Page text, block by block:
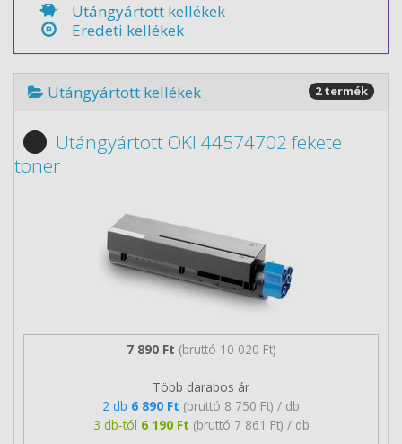
Utángyártott kellékek
Eredeti kellékek
Utángyártott kellékek 2 termék
Utángyártott OKI 44574702 fekete
toner
7 890 Ft (bruttó 10 020 Ft)
Több darabos ár
2 db 6 890 Ft (bruttó 8 750 Ft) / db
3 db-tól 6 190 Ft (bruttó 7 861 Ft) / db